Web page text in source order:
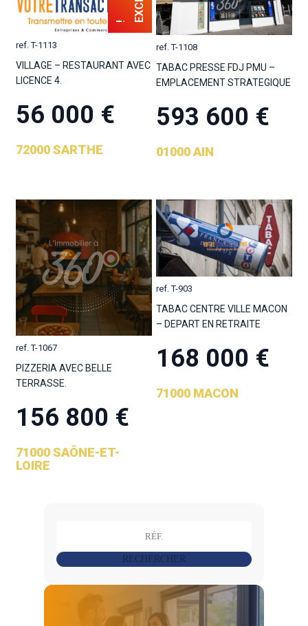
RECHERCHER
ref. T-1113
VILLAGE – RESTAURANT AVEC
LICENCE 4.
56 000 €
72000 SARTHE
ref. T-1108
TABAC PRESSE FDJ PMU –
EMPLACEMENT STRATEGIQUE
593 600 €
01000 AIN
ref. T-1067
PIZZERIA AVEC BELLE
TERRASSE.
156 800 €
71000 SAÔNE-ET-
LOIRE
ref. T-903
TABAC CENTRE VILLE MACON
– DEPART EN RETRAITE
168 000 €
71000 MACON